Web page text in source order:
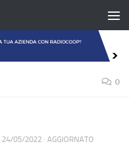
0
24/05/2022 · AGGIORNATO